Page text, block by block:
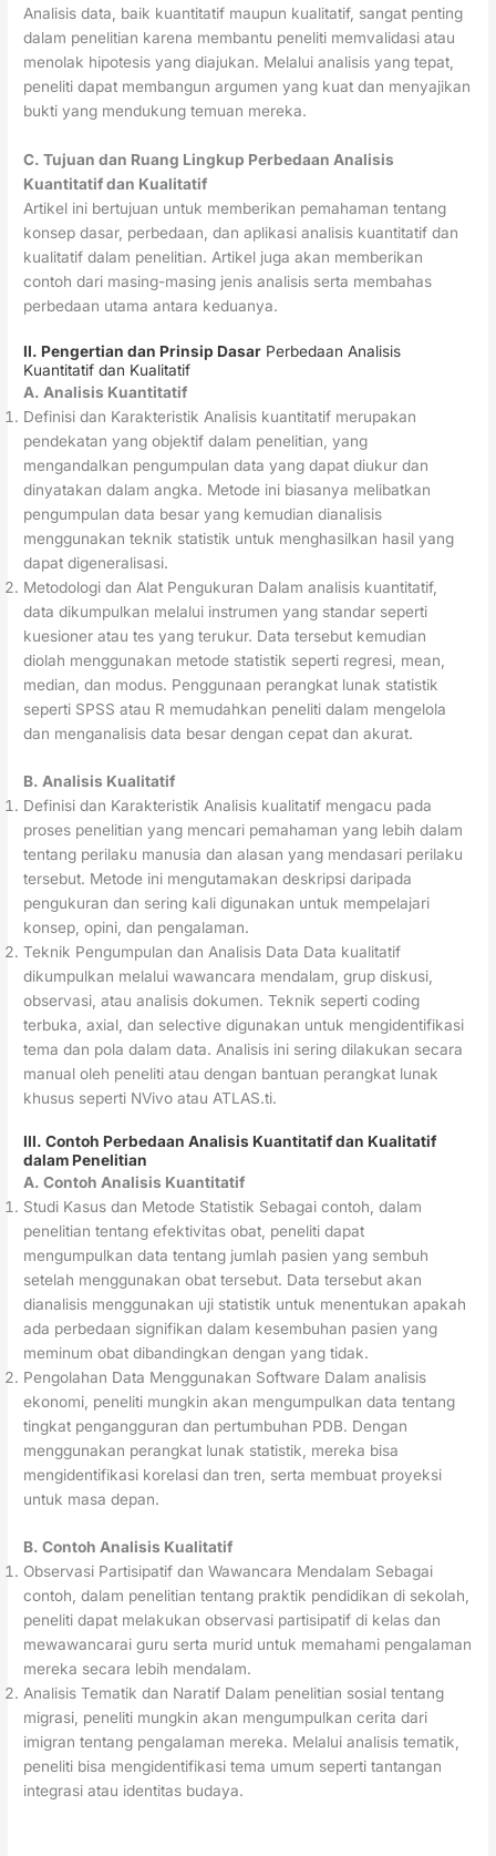
Analisis data, baik kuantitatif maupun kualitatif, sangat penting
dalam penelitian karena membantu peneliti memvalidasi atau
menolak hipotesis yang diajukan. Melalui analisis yang tepat,
peneliti dapat membangun argumen yang kuat dan menyajikan
bukti yang mendukung temuan mereka.
C. Tujuan dan Ruang Lingkup Perbedaan Analisis
Kuantitatif dan Kualitatif
Artikel ini bertujuan untuk memberikan pemahaman tentang
konsep dasar, perbedaan, dan aplikasi analisis kuantitatif dan
kualitatif dalam penelitian. Artikel juga akan memberikan
contoh dari masing-masing jenis analisis serta membahas
perbedaan utama antara keduanya.
II. Pengertian dan Prinsip Dasar Perbedaan Analisis
Kuantitatif dan Kualitatif
A. Analisis Kuantitatif
Definisi dan Karakteristik Analisis kuantitatif merupakan
pendekatan yang objektif dalam penelitian, yang
mengandalkan pengumpulan data yang dapat diukur dan
dinyatakan dalam angka. Metode ini biasanya melibatkan
pengumpulan data besar yang kemudian dianalisis
menggunakan teknik statistik untuk menghasilkan hasil yang
dapat digeneralisasi.
Metodologi dan Alat Pengukuran Dalam analisis kuantitatif,
data dikumpulkan melalui instrumen yang standar seperti
kuesioner atau tes yang terukur. Data tersebut kemudian
diolah menggunakan metode statistik seperti regresi, mean,
median, dan modus. Penggunaan perangkat lunak statistik
seperti SPSS atau R memudahkan peneliti dalam mengelola
dan menganalisis data besar dengan cepat dan akurat.
B. Analisis Kualitatif
Definisi dan Karakteristik Analisis kualitatif mengacu pada
proses penelitian yang mencari pemahaman yang lebih dalam
tentang perilaku manusia dan alasan yang mendasari perilaku
tersebut. Metode ini mengutamakan deskripsi daripada
pengukuran dan sering kali digunakan untuk mempelajari
konsep, opini, dan pengalaman.
Teknik Pengumpulan dan Analisis Data Data kualitatif
dikumpulkan melalui wawancara mendalam, grup diskusi,
observasi, atau analisis dokumen. Teknik seperti coding
terbuka, axial, dan selective digunakan untuk mengidentifikasi
tema dan pola dalam data. Analisis ini sering dilakukan secara
manual oleh peneliti atau dengan bantuan perangkat lunak
khusus seperti NVivo atau ATLAS.ti.
III. Contoh Perbedaan Analisis Kuantitatif dan Kualitatif
dalam Penelitian
A. Contoh Analisis Kuantitatif
Studi Kasus dan Metode Statistik Sebagai contoh, dalam
penelitian tentang efektivitas obat, peneliti dapat
mengumpulkan data tentang jumlah pasien yang sembuh
setelah menggunakan obat tersebut. Data tersebut akan
dianalisis menggunakan uji statistik untuk menentukan apakah
ada perbedaan signifikan dalam kesembuhan pasien yang
meminum obat dibandingkan dengan yang tidak.
Pengolahan Data Menggunakan Software Dalam analisis
ekonomi, peneliti mungkin akan mengumpulkan data tentang
tingkat pengangguran dan pertumbuhan PDB. Dengan
menggunakan perangkat lunak statistik, mereka bisa
mengidentifikasi korelasi dan tren, serta membuat proyeksi
untuk masa depan.
B. Contoh Analisis Kualitatif
Observasi Partisipatif dan Wawancara Mendalam Sebagai
contoh, dalam penelitian tentang praktik pendidikan di sekolah,
peneliti dapat melakukan observasi partisipatif di kelas dan
mewawancarai guru serta murid untuk memahami pengalaman
mereka secara lebih mendalam.
Analisis Tematik dan Naratif Dalam penelitian sosial tentang
migrasi, peneliti mungkin akan mengumpulkan cerita dari
imigran tentang pengalaman mereka. Melalui analisis tematik,
peneliti bisa mengidentifikasi tema umum seperti tantangan
integrasi atau identitas budaya.